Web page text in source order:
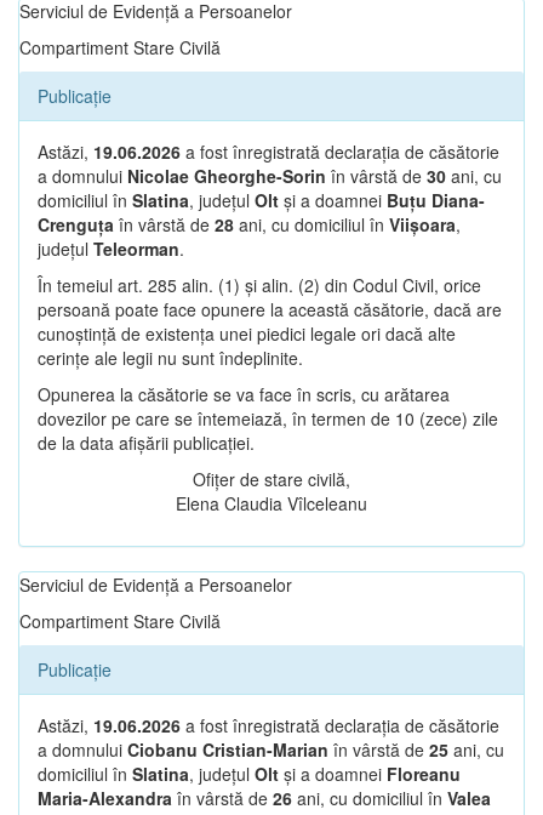
Serviciul de Evidență a Persoanelor
Compartiment Stare Civilă
Publicație
Astăzi, 19.06.2026 a fost înregistrată declarația de căsătorie
a domnului Nicolae Gheorghe-Sorin în vârstă de 30 ani, cu
domiciliul în Slatina, județul Olt și a doamnei Buțu Diana-
Crenguța în vârstă de 28 ani, cu domiciliul în Viișoara,
județul Teleorman.
În temeiul art. 285 alin. (1) și alin. (2) din Codul Civil, orice
persoană poate face opunere la această căsătorie, dacă are
cunoștință de existența unei piedici legale ori dacă alte
cerințe ale legii nu sunt îndeplinite.
Opunerea la căsătorie se va face în scris, cu arătarea
dovezilor pe care se întemeiază, în termen de 10 (zece) zile
de la data afișării publicației.
Ofițer de stare civilă,
Elena Claudia Vîlceleanu
Serviciul de Evidență a Persoanelor
Compartiment Stare Civilă
Publicație
Astăzi, 19.06.2026 a fost înregistrată declarația de căsătorie
a domnului Ciobanu Cristian-Marian în vârstă de 25 ani, cu
domiciliul în Slatina, județul Olt și a doamnei Floreanu
Maria-Alexandra în vârstă de 26 ani, cu domiciliul în Valea